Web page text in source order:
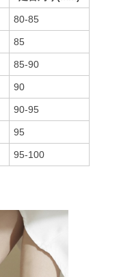
80-85
85
85-90
90
90-95
95
95-100